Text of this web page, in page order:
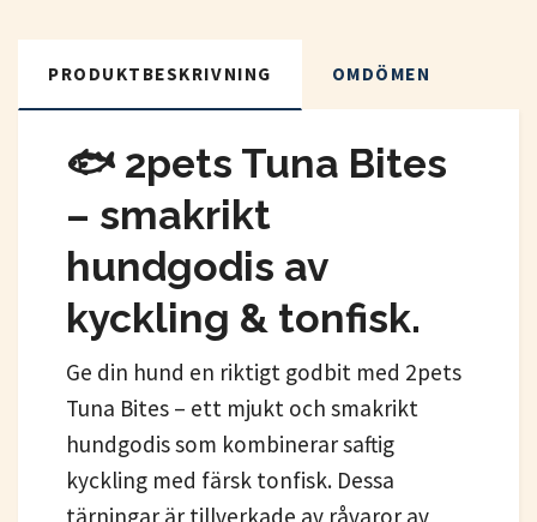
PRODUKTBESKRIVNING OMDÖMEN
🐟 2pets Tuna Bites
– smakrikt
hundgodis av
kyckling & tonfisk.
Ge din hund en riktigt godbit med 2pets
Tuna Bites – ett mjukt och smakrikt
hundgodis som kombinerar saftig
kyckling med färsk tonfisk. Dessa
tärningar är tillverkade av råvaror av